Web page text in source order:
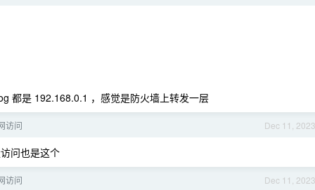
都是 192.168.0.1 ，感觉是防火墙上转发一层
Dec 11, 2023
访问
问也是这个
Dec 11, 2023
访问